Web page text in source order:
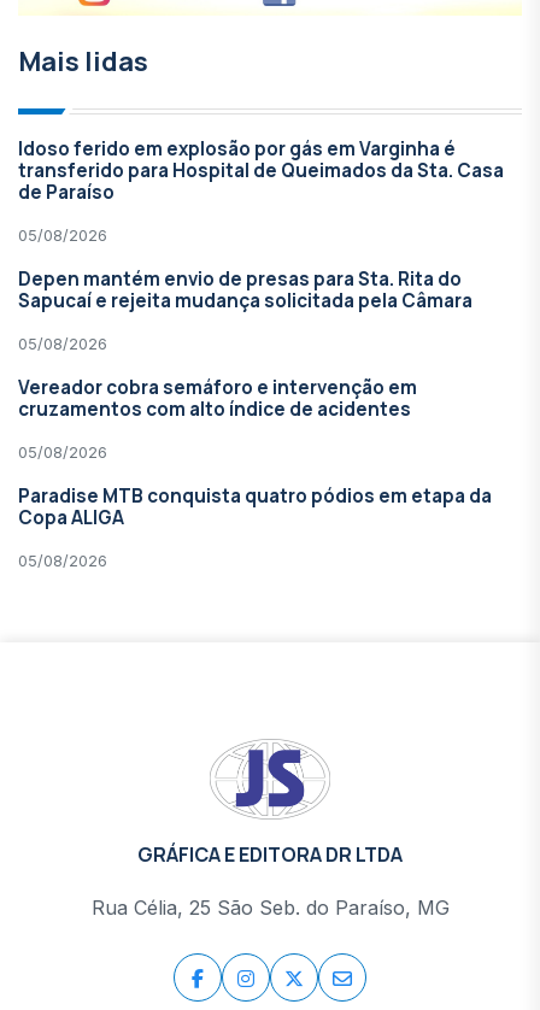
Mais lidas
Idoso ferido em explosão por gás em Varginha é
transferido para Hospital de Queimados da Sta. Casa
de Paraíso
05/08/2026
Depen mantém envio de presas para Sta. Rita do
Sapucaí e rejeita mudança solicitada pela Câmara
05/08/2026
Vereador cobra semáforo e intervenção em
cruzamentos com alto índice de acidentes
05/08/2026
Paradise MTB conquista quatro pódios em etapa da
Copa ALIGA
05/08/2026
GRÁFICA E EDITORA DR LTDA
Rua Célia, 25 São Seb. do Paraíso, MG